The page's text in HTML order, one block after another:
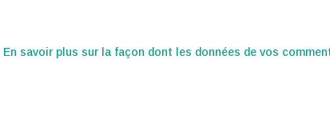
En savoir plus sur la façon dont les données de vos